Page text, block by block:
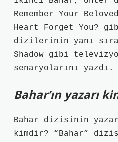
Remember Your
Heart Forget You?
dizilerinin yanı
Shadow gibi
senaryolarını yazdı.
Bahar’ın yazarı
Bahar dizisinin
kimdir? “Bahar”